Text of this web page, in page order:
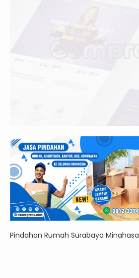
Pindahan Rumah Surabaya